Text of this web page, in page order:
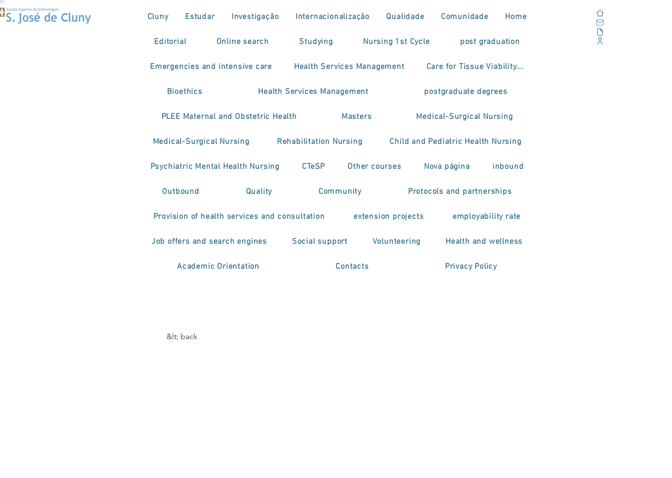
Cluny Estudar Investigação Internacionalização Qualidade Comunidade Home
Editorial Online search Studying Nursing 1st Cycle post graduation
Emergencies and intensive care Health Services Management Care for Tissue Viability...
Bioethics Health Services Management postgraduate degrees
PLEE Maternal and Obstetric Health Masters Medical-Surgical Nursing
Medical-Surgical Nursing Rehabilitation Nursing Child and Pediatric Health Nursing
Psychiatric Mental Health Nursing CTeSP Other courses Nova página inbound
Outbound Quality Community Protocols and partnerships
Provision of health services and consultation extension projects employability rate
Job offers and search engines Social support Volunteering Health and wellness
Academic Orientation Contacts Privacy Policy
&lt; back